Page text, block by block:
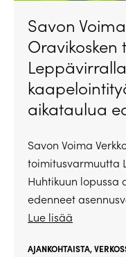
Savon
aikataulua
Savon Voima
toimitusvarmuutta
Huhtikuun lopussa
edenneet
Lue lisää
AJANKOHTAISTA,